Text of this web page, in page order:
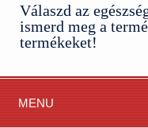
Válaszd az
ismerd meg a
termékeket!
MENU